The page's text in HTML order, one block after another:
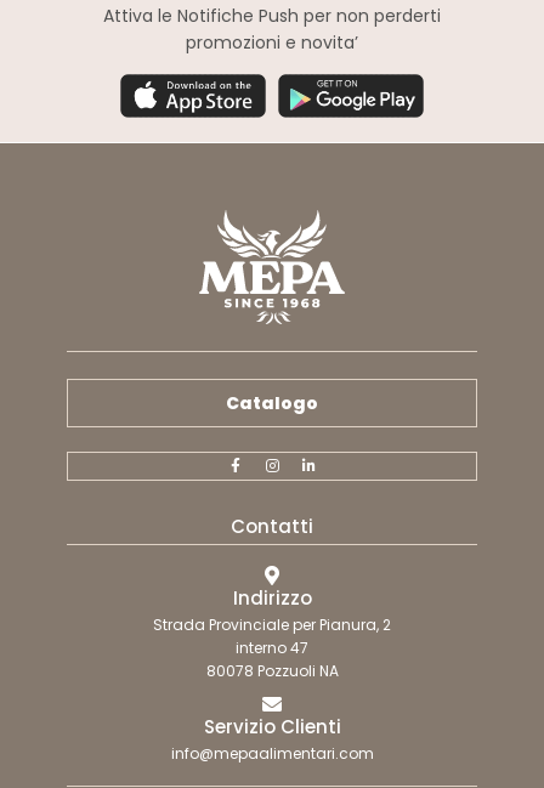
Attiva le Notifiche Push per non perderti
promozioni e novita’
Catalogo
Contatti
Indirizzo
Strada Provinciale per Pianura, 2
interno 47
80078 Pozzuoli NA
Servizio Clienti
info@mepaalimentari.com